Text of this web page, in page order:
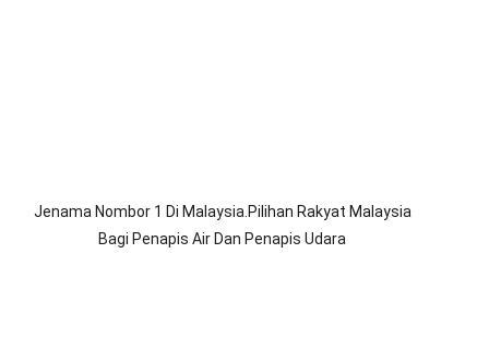
Jenama Nombor 1 Di Malaysia.Pilihan Rakyat Malaysia
Bagi Penapis Air Dan Penapis Udara